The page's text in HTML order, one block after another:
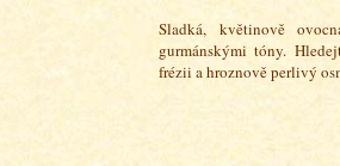
Sladká, květinově
gurmánskými tóny.
frézii a hroznově perlivý